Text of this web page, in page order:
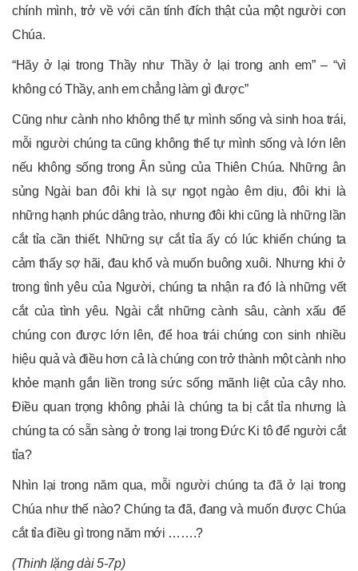
chính mình, trở về với căn tính đích thật của một người con
Chúa.
“Hãy ở lại trong Thầy như Thầy ở lại trong anh em” – “vì
không có Thầy, anh em chẳng làm gì được”
Cũng như cành nho không thể tự mình sống và sinh hoa trái,
mỗi người chúng ta cũng không thể tự mình sống và lớn lên
nếu không sống trong Ân sủng của Thiên Chúa. Những ân
sủng Ngài ban đôi khi là sự ngọt ngào êm dịu, đôi khi là
những hạnh phúc dâng trào, nhưng đôi khi cũng là những lần
cắt tỉa cần thiết. Những sự cắt tỉa ấy có lúc khiến chúng ta
cảm thấy sợ hãi, đau khổ và muốn buông xuôi. Nhưng khi ở
trong tình yêu của Người, chúng ta nhận ra đó là những vết
cắt của tình yêu. Ngài cắt những cành sâu, cành xấu để
chúng con được lớn lên, để hoa trái chúng con sinh nhiều
hiệu quả và điều hơn cả là chúng con trở thành một cành nho
khỏe mạnh gắn liền trong sức sống mãnh liệt của cây nho.
Điều quan trọng không phải là chúng ta bị cắt tỉa nhưng là
chúng ta có sẵn sàng ở trong lại trong Đức Ki tô để người cắt
tỉa?
Nhìn lại trong năm qua, mỗi người chúng ta đã ở lại trong
Chúa như thế nào? Chúng ta đã, đang và muốn được Chúa
cắt tỉa điều gì trong năm mới …….?
(Thinh lặng dài 5-7p)